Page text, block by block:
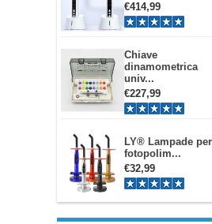
€414,99
Chiave
dinamometrica
univ...
€227,99
LY® Lampade per
fotopolim...
€32,99